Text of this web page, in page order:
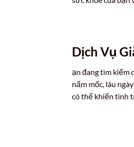
Dịch Vụ
ạn đang tìm kiếm
nấm mốc, lâu
có thể khiến tình